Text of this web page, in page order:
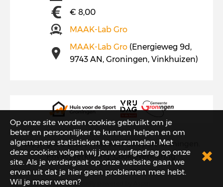
Op onze site worden cookies gebruikt om je
beter en persoonlijker te kunnen helpen en om
algemenere statistieken te verzamelen. Met
deze cookies volgen wij jouw surfgedrag op onze
site. Als je verdergaat op onze website gaan we
ervan uit dat je hier geen problemen mee hebt.
Wil je meer weten?
€ 8,00
MAAK-Lab Gro
MAAK-Lab Gro (Energieweg 9d,
9743 AN, Groningen, Vinkhuizen)
copyright © 2026Huis voor de Sport Groningen
Privacyverklaring.Cookieverklaring.
proudly powered by